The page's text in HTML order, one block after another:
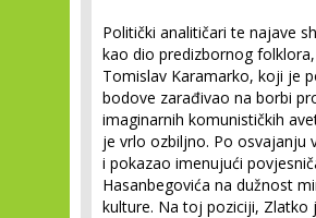
Politički analitičari te najave
kao dio predizbornog
Tomislav Karamarko, koji je
bodove zarađivao na borbi
imaginarnih komunističkih
je vrlo ozbiljno. Po osvajanju
i pokazao imenujući
Hasanbegovića na dužnost
kulture. Na toj poziciji, Zlatko